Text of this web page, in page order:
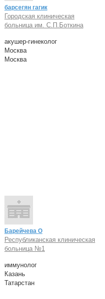
барсегян гагик
Городская клиническая
больница им. С.П.Боткина
акушер-гинеколог
Москва
Москва
Барейчева О
Республиканская клиническая
больница №1
иммунолог
Казань
Татарстан